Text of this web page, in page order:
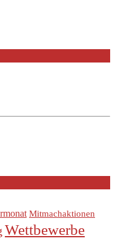
Mitmachaktionen
Wettbewerbe